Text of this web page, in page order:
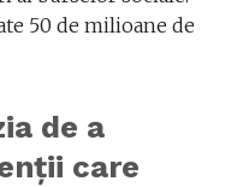
50 de milioane de
de a
care